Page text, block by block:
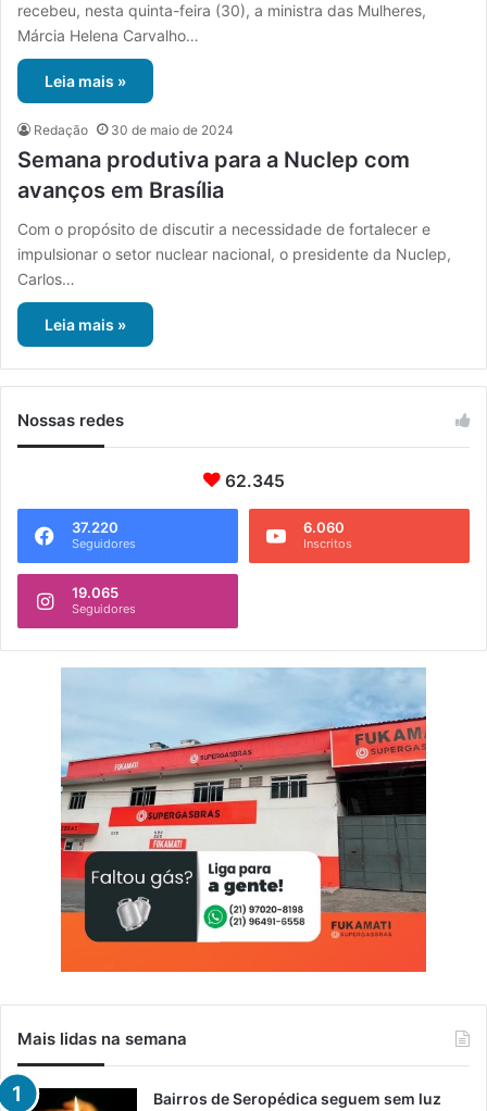
recebeu, nesta quinta-feira (30), a ministra das Mulheres,
Márcia Helena Carvalho…
Leia mais »
Redação 30 de maio de 2024
Semana produtiva para a Nuclep com
avanços em Brasília
Com o propósito de discutir a necessidade de fortalecer e
impulsionar o setor nuclear nacional, o presidente da Nuclep,
Carlos…
Leia mais »
Nossas redes
62.345
37.220
Seguidores
6.060
Inscritos
19.065
Seguidores
Mais lidas na semana
Bairros de Seropédica seguem sem luz